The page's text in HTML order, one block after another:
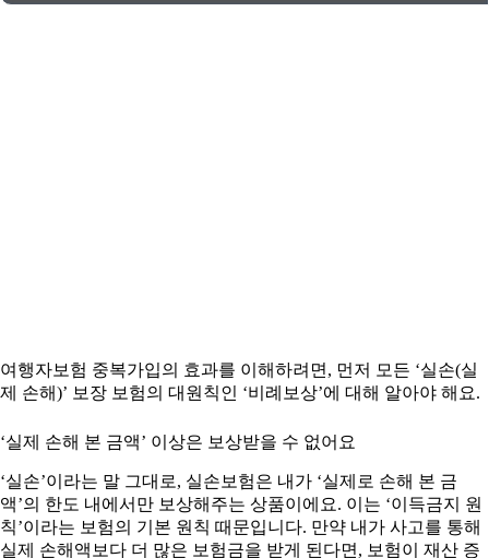
여행자보험 중복가입의 효과를 이해하려면, 먼저 모든 ‘실손(실
제 손해)’ 보장 보험의 대원칙인 ‘비례보상’에 대해 알아야 해요.
‘실제 손해 본 금액’ 이상은 보상받을 수 없어요
‘실손’이라는 말 그대로, 실손보험은 내가 ‘실제로 손해 본 금
액’의 한도 내에서만 보상해주는 상품이에요. 이는 ‘이득금지 원
칙’이라는 보험의 기본 원칙 때문입니다. 만약 내가 사고를 통해
실제 손해액보다 더 많은 보험금을 받게 된다면, 보험이 재산 증